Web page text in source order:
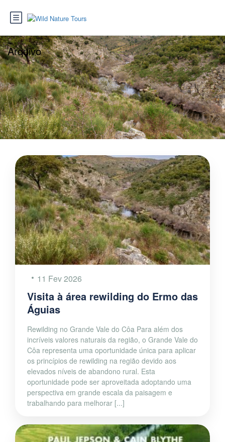
Arquivo
11 Fev 2026
Visita à área rewilding do Ermo das
Águias
Rewilding no Grande Vale do Côa Para além dos
incríveis valores naturais da região, o Grande Vale do
Côa representa uma oportunidade única para aplicar
os princípios de rewilding na região devido aos
elevados níveis de abandono rural. Esta
oportunidade pode ser aproveitada adoptando uma
perspectiva em grande escala da paisagem e
trabalhando para melhorar [...]